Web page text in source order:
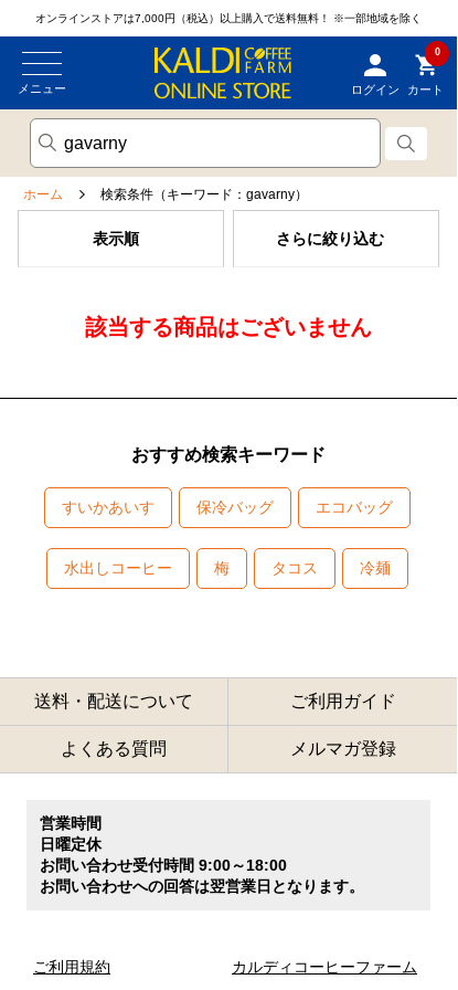
オンラインストアは7,000円（税込）以上購入で送料無料！ ※一部地域を除く
メニュー ログイン
0
カート
ホーム 検索条件（キーワード：gavarny）
表示順 さらに絞り込む
該当する商品はございません
おすすめ検索キーワード
すいかあいす 保冷バッグ エコバッグ
水出しコーヒー 梅 タコス 冷麺
送料・配送について ご利用ガイド
よくある質問 メルマガ登録
営業時間
日曜定休
お問い合わせ受付時間 9:00～18:00
お問い合わせへの回答は翌営業日となります。
ご利用規約 カルディコーヒーファーム